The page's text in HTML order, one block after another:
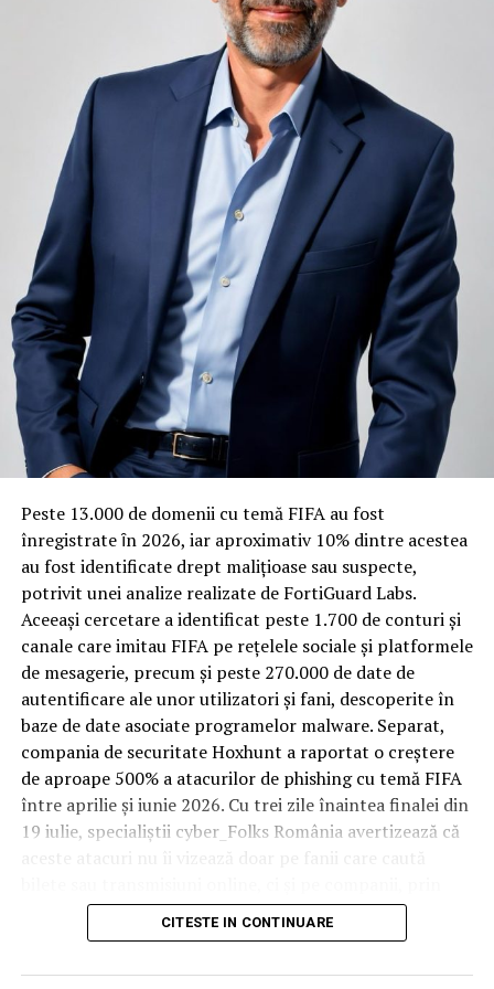
nemulțumiri semnalate de oaspeți în recenziile online,
chiar și la unități altfel apreciate pentru servicii și
locație. De multe ori, oaspeții nu identifică pardoseala
drept sursa reală a problemei, ci descriu simplu senzația
de spațiu zgomotos sau agitat.
Pardoseala joacă un rol important în absorbția acestor
sunete, mai ales în zonele de trecere frecventă dintre
cameră și baie sau dintre pat și fereastră. Un material cu
proprietăți fonoabsorbante bune reduce transmiterea
zgomotului către camerele vecine și către etajele
inferioare, un aspect esențial mai ales în clădirile mai
vechi, cu structuri care nu au fost proiectate inițial
pentru izolare fonică performantă.
Rotația rapidă a oaspeților cere
materiale rezistente
Spre diferență de o locuință obișnuită, o cameră de hotel
trece printr-un ciclu de utilizare intensă: oaspeți diferiți,
bagaje trase pe roți, curățenie zilnică, uneori mai multe
rezervări consecutive în aceeași săptămână. Această
frecvență ridicată de utilizare pune presiune reală pe
orice suprafață, iar pardoseala este printre primele
elemente afectate vizibil, mai ales în zona din jurul
patului și a ușii de acces.
În etapa de renovare sau construcție, administratorii
care iau în calcul mocheta trafic intenspentru zonele
cu rotație mare reduc riscul de uzură prematură și de
decolorare vizibilă în punctele de trecere frecventă. Este
o decizie care ține mai puțin de stil și mai mult de
după primele sezoane de utilizare intensă.
Peste 13.000 de domenii cu temă FIFA au fost
înregistrate ȋn 2026, iar aproximativ 10% dintre acestea
au fost identificate drept malițioase sau suspecte,
potrivit unei analize realizate de FortiGuard Labs.
Aceeași cercetare a identificat peste 1.700 de conturi și
canale care imitau FIFA pe rețelele sociale și platformele
de mesagerie, precum și peste 270.000 de date de
autentificare ale unor utilizatori și fani, descoperite în
baze de date asociate programelor malware. Separat,
compania de securitate Hoxhunt a raportat o creștere
de aproape 500% a atacurilor de phishing cu temă FIFA
între aprilie și iunie 2026. Cu trei zile înaintea finalei din
19 iulie, specialiștii cyber_Folks România avertizează că
conturile, dispozitivele și infrastructura digitală
utilizate de angajați.
CITESTE IN CONTINUARE